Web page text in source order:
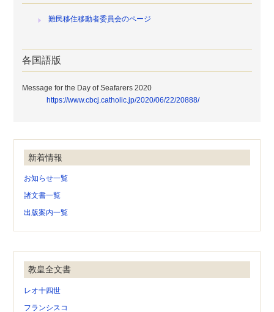
難民移住移動者委員会のページ
各国語版
Message for the Day of Seafarers 2020
https://www.cbcj.catholic.jp/2020/06/22/20888/
新着情報
お知らせ一覧
諸文書一覧
出版案内一覧
教皇全文書
レオ十四世
フランシスコ